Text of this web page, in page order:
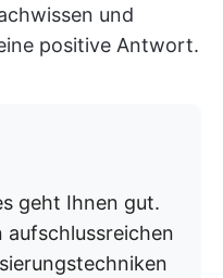
und
positive Antwort.
geht Ihnen gut.